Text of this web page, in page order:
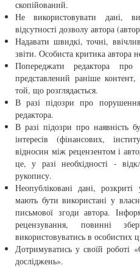
скопійований.
Не використовувати дані,
відсутності дозволу автора
Надавати швидкі, точні,
звіти. Особиста критика автора
Попереджати редактора про
представлений раніше
той, що розглядається.
В разі підозри про
редактора.
В разі підозри про наявність
інтересів (фінансових,
відносин між рецензентом і
це, у разі необхідності -
рукопису.
Неопубліковані дані,
мають бути використані у
письмової згоди автора.
рецензування, повинні
використовуватись в особистих
Дотримуватись у своїй роботі
досліджень».